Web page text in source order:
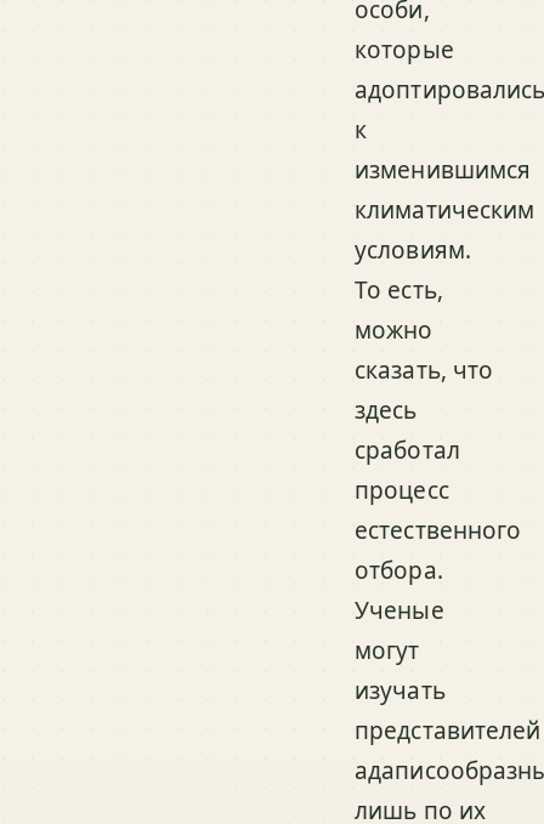
особи,
которые
к
изменившимся
климатическим
условиям.
То есть,
можно
сказать, что
здесь
сработал
процесс
естественного
отбора.
Ученые
могут
изучать
представителей
лишь по их